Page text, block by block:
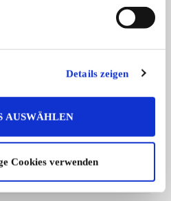
Details zeigen
AUSWÄHLEN
Cookies verwenden
ACCOUNT WECHSELN
Seite von